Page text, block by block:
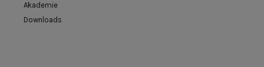
Akademie
Downloads